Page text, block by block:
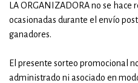
LA ORGANIZADORA no se
ocasionadas durante el envío
ganadores.
El presente sorteo promocional
administrado ni asociado en